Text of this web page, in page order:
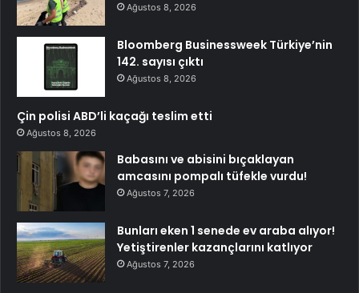
Ağustos 8, 2026
Bloomberg Businessweek Türkiye’nin
142. sayısı çıktı
Ağustos 8, 2026
Çin polisi ABD’li kaçağı teslim etti
Ağustos 8, 2026
Babasını ve abisini bıçaklayan
amcasını pompalı tüfekle vurdu!
Ağustos 7, 2026
Bunları eken 1 senede ev araba alıyor!
Yetiştirenler kazançlarını katlıyor
Ağustos 7, 2026